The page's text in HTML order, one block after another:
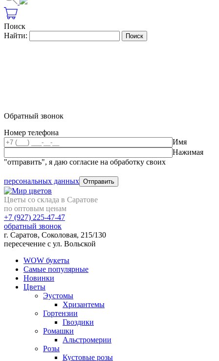
Поиск
Найти:
Обратный звонок
Номер телефона
Имя
Нажимая
"отправить", я даю согласие на обработку своих
персональных данных
Цветы со склада в Саратове
по оптовым ценам
+7 (927) 225-47-47
обратный звонок
г. Саратов, Соколовая, 215/130
пересечение с ул. Вольской
WOW букеты
Самые популярные
Новинки
Цветы
Эустомы
Хризантемы
Гортензии
Гвоздики
Ромашки
Альстромерии
Розы
Кустовые розы